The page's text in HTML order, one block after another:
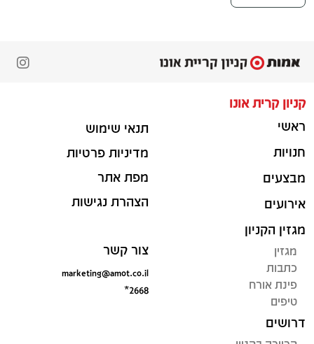
קניון קרית אונו
ראשי
חנויות
מבצעים
אירועים
מגזין הקניון
מגזין
כתבות
פינת אורח
טיפים
דרושים
תנאי שימוש
מדיניות פרטיות
מפת אתר
הצהרת נגישות
צור קשר
marketing@amot.co.il
*2668